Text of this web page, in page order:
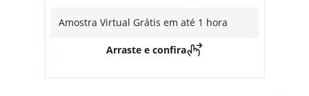
Amostra Virtual Grátis em até 1 hora
Arraste e confira